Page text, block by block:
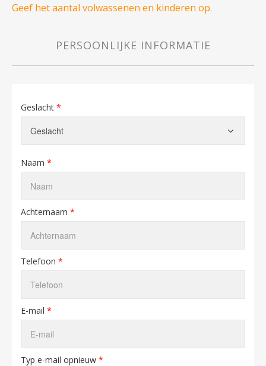
Geef het aantal volwassenen en kinderen op.
PERSOONLIJKE INFORMATIE
Geslacht *
Naam *
Achternaam *
Telefoon *
E-mail *
Typ e-mail opnieuw *